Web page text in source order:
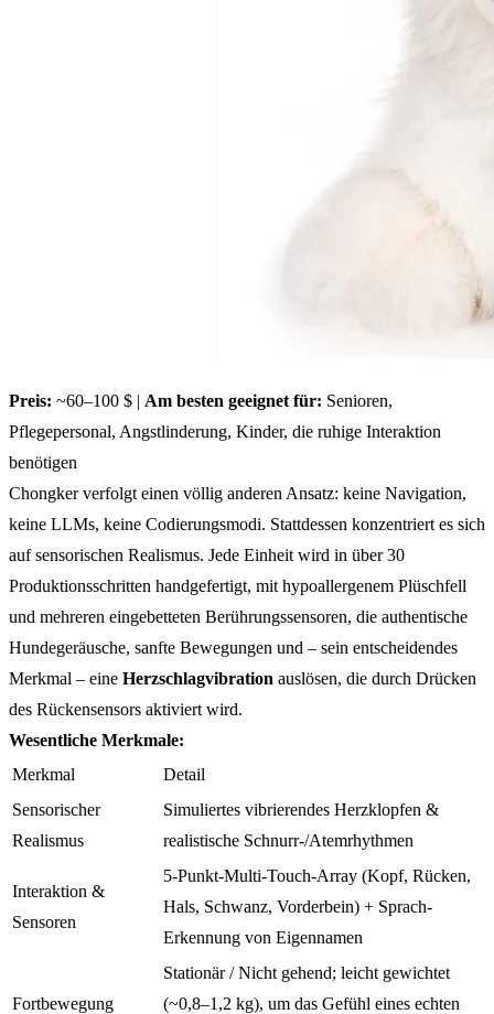
Preis: ~60–100 $ | Am besten geeignet für: Senioren,
Pflegepersonal, Angstlinderung, Kinder, die ruhige Interaktion
benötigen
Chongker verfolgt einen völlig anderen Ansatz: keine Navigation,
keine LLMs, keine Codierungsmodi. Stattdessen konzentriert es sich
auf sensorischen Realismus. Jede Einheit wird in über 30
Produktionsschritten handgefertigt, mit hypoallergenem Plüschfell
und mehreren eingebetteten Berührungssensoren, die authentische
Hundegeräusche, sanfte Bewegungen und – sein entscheidendes
Merkmal – eine Herzschlagvibration auslösen, die durch Drücken
des Rückensensors aktiviert wird.
Wesentliche Merkmale:
Merkmal
Detail
Sensorischer
Realismus
Simuliertes vibrierendes Herzklopfen &
realistische Schnurr-/Atemrhythmen
Interaktion &
Sensoren
5-Punkt-Multi-Touch-Array (Kopf, Rücken,
Hals, Schwanz, Vorderbein) + Sprach-
Erkennung von Eigennamen
Fortbewegung
Stationär / Nicht gehend; leicht gewichtet
(~0,8–1,2 kg), um das Gefühl eines echten